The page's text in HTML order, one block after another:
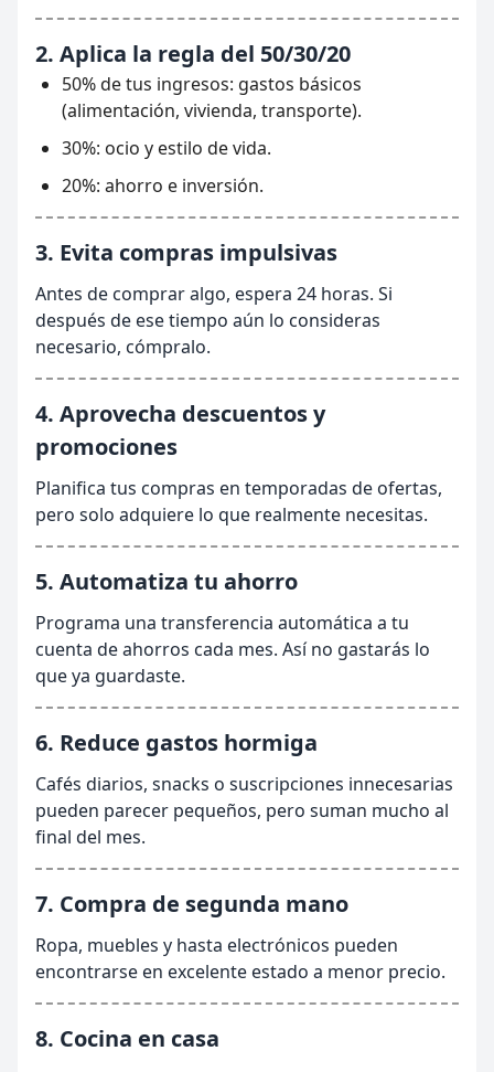
2. Aplica la regla del 50/30/20
50% de tus ingresos: gastos básicos
(alimentación, vivienda, transporte).
30%: ocio y estilo de vida.
20%: ahorro e inversión.
3. Evita compras impulsivas
Antes de comprar algo, espera 24 horas. Si
después de ese tiempo aún lo consideras
necesario, cómpralo.
4. Aprovecha descuentos y
promociones
Planifica tus compras en temporadas de ofertas,
pero solo adquiere lo que realmente necesitas.
5. Automatiza tu ahorro
Programa una transferencia automática a tu
cuenta de ahorros cada mes. Así no gastarás lo
que ya guardaste.
6. Reduce gastos hormiga
Cafés diarios, snacks o suscripciones innecesarias
pueden parecer pequeños, pero suman mucho al
final del mes.
7. Compra de segunda mano
Ropa, muebles y hasta electrónicos pueden
encontrarse en excelente estado a menor precio.
8. Cocina en casa